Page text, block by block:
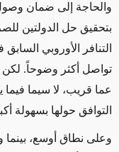
والحاجة إلى ضمان وصول
بتحقيق حل الدولتين
التنافر الأوروبي
تواصل أكثر وضوحاً. لكن
عما قريب، لا سيما فيما
التوافق حولها بسهولة
وعلى نطاق أوسع، بينما